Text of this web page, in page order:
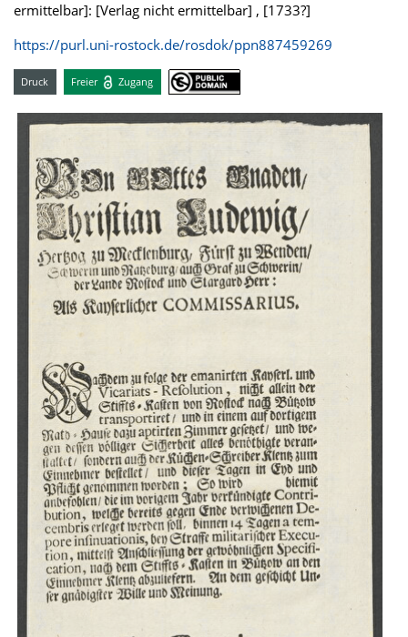
ermittelbar]: [Verlag nicht ermittelbar] , [1733?]
https://purl.uni-rostock.de/rosdok/ppn887459269
Druck Freier Zugang